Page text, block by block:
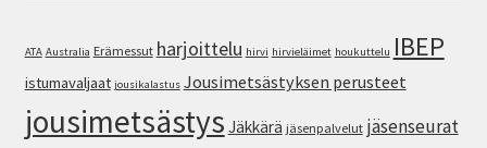
ATA Australia Erämessut harjoittelu hirvi hirvieläimet houkuttelu IBEP
istumavaljaat jousikalastus Jousimetsästyksen perusteet
jousimetsästys Jäkkärä jäsenpalvelut jäsenseurat